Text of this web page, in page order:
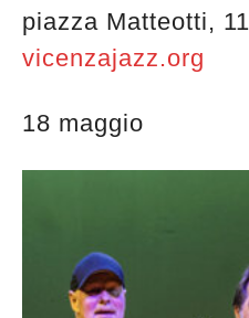
piazza Matteotti, 11
vicenzajazz.org
18 maggio